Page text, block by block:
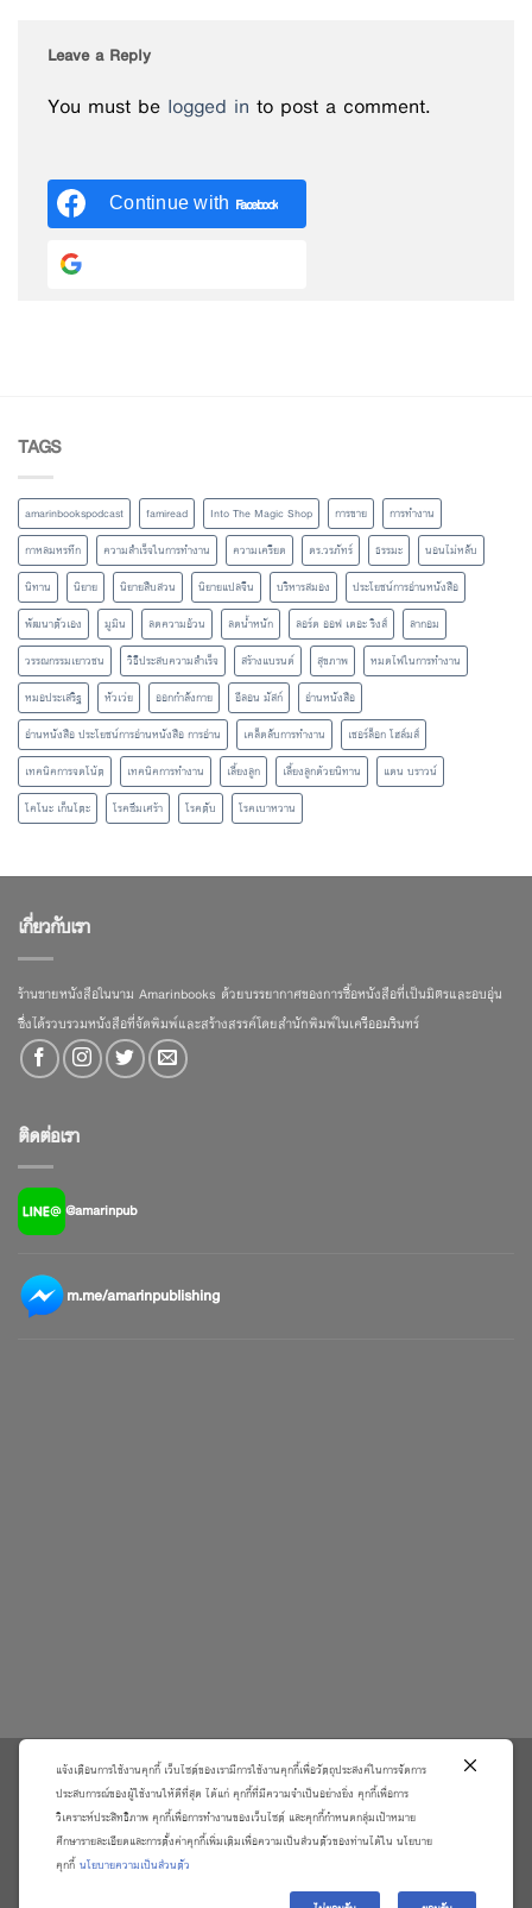
Leave a Reply
You must be logged in to post a comment.
Continue with Facebook
TAGS
amarinbookspodcast famiread Into The Magic Shop การขาย
การทำงาน
กาหลมหรทึก
ความสำเร็จในการทำงาน ความเครียด ดร.วรภัทร์ ธรรมะ
นอนไม่หลับ
นิทาน
นิยาย นิยายสืบสวน นิยายแปลจีน บริหารสมอง
ประโยชน์การอ่านหนังสือ
พัฒนาตัวเอง
มูมิน ลดความอ้วน ลดน้ำหนัก ลอร์ด ออฟ เดอะ ริงส์
ลากอม
วรรณกรรมเยาวชน
วิธีประสบความสำเร็จ สร้างแบรนด์ สุขภาพ
หมดไฟในการทำงาน
หมอประเสริฐ
หัวเว่ย ออกกำลังกาย อีลอน มัสก์
อ่านหนังสือ
อ่านหนังสือ ประโยชน์การอ่านหนังสือ การอ่าน
เคล็ดลับการทำงาน
เชอร์ล็อก โฮล์มส์
เทคนิคการจดโน้ต
เทคนิคการทำงาน เลี้ยงลูก เลี้ยงลูกด้วยนิทาน
แดน บราวน์
โคโนะ เก็นโตะ
โรคซึมเศร้า โรคตับ โรคเบาหวาน
เกี่ยวกับเรา
ร้านขายหนังสือในนาม Amarinbooks ด้วยบรรยากาศของการซื้อหนังสือที่เป็นมิตรและอบอุ่น
ซึ่งได้รวบรวมหนังสือที่จัดพิมพ์และสร้างสรรค์โดยสำนักพิมพ์ในเครืออมรินทร์
ติดต่อเรา
@amarinpub
m.me/amarinpublishing
\
เกี่ยวกับเรา
วิธีการสั่งซื้อสินค้าและการรับประกันสินค้า
แจ้งชำระเงิน
ติดต่อเราและร้องเรียน
แจ้งเตือนการใช้งานคุกกี้ เว็บไซต์ของเรามีการใช้งานคุกกี้เพื่อวัตถุประสงค์ในการจัดการ
ประสบการณ์ของผู้ใช้งานให้ดีที่สุด ได้แก่ คุกกี้ที่มีความจำเป็นอย่างยิ่ง คุกกี้เพื่อการ
วิเคราะห์ประสิทธิภาพ คุกกี้เพื่อการทำงานของเว็บไซต์ และคุกกี้กำหนดกลุ่มเป้าหมาย
ศึกษารายละเอียดและการตั้งค่าคุกกี้เพิ่มเติมเพื่อความเป็นส่วนตัวของท่านได้ใน นโยบาย
คุกกี้ นโยบายความเป็นส่วนตัว